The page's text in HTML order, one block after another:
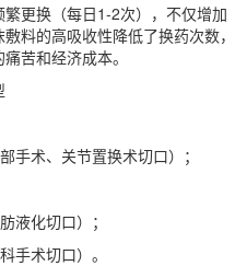
更换（每日1-2次），不仅增加
料的高吸收性降低了换药次数，
苦和经济成本。
手术、关节置换术切口）；
液化切口）；
手术切口）。